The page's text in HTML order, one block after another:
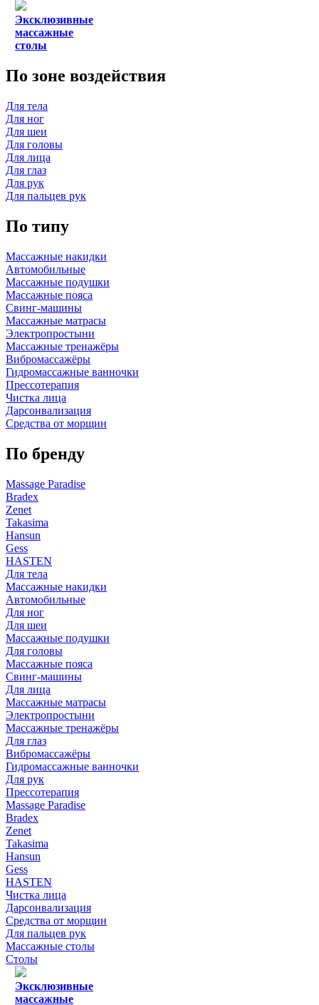
Эксклюзивные
массажные
столы
По зоне воздействия
Для тела
Для ног
Для шеи
Для головы
Для лица
Для глаз
Для рук
Для пальцев рук
По типу
Массажные накидки
Автомобильные
Массажные подушки
Массажные пояса
Свинг-машины
Массажные матрасы
Электропростыни
Массажные тренажёры
Вибромассажёры
Гидромассажные ванночки
Прессотерапия
Чистка лица
Дарсонвализация
Средства от морщин
По бренду
Massage Paradise
Bradex
Zenet
Takasima
Hansun
Gess
HASTEN
Для тела
Массажные накидки
Автомобильные
Для ног
Для шеи
Массажные подушки
Для головы
Массажные пояса
Свинг-машины
Для лица
Массажные матрасы
Электропростыни
Массажные тренажёры
Для глаз
Вибромассажёры
Гидромассажные ванночки
Для рук
Прессотерапия
Massage Paradise
Bradex
Zenet
Takasima
Hansun
Gess
HASTEN
Чистка лица
Дарсонвализация
Средства от морщин
Для пальцев рук
Массажные столы
Столы
Эксклюзивные
массажные